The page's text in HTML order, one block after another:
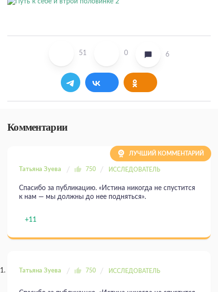
51 0 6
Комментарии
Татьяна Зуева 750 ИССЛЕДОВАТЕЛЬ
ЛУЧШИЙ КОММЕНТАРИЙ
Спасибо за публикацию. «Истина никогда не спустится
к нам — мы должны до нее подняться».
+11
Татьяна Зуева 750 ИССЛЕДОВАТЕЛЬ